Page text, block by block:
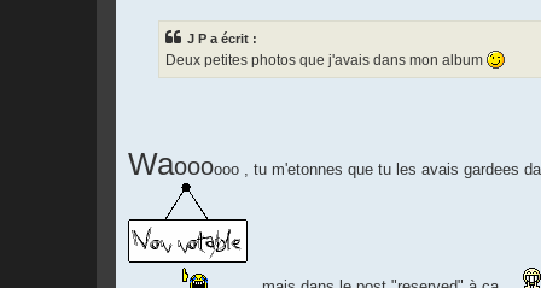
J P a écrit :
Deux petites photos que j'avais dans mon album
Waoooooo , tu m'etonnes que tu les avais gardees